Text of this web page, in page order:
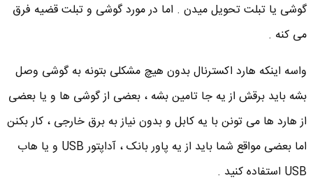
گوشی یا تبلت تحویل میدن . اما در مورد گوشی و تبلت قضیه فرق
می کنه .
واسه اینکه هارد اکسترنال بدون هیچ مشکلی بتونه به گوشی وصل
بشه باید برقش از یه جا تامین بشه ، بعضی از گوشی ها و یا بعضی
از هارد ها می تونن با یه کابل و بدون نیاز به برق خارجی ، کار بکنن
اما بعضی مواقع شما باید از یه پاور بانک ، آداپتور USB و یا هاب
USB استفاده کنید .